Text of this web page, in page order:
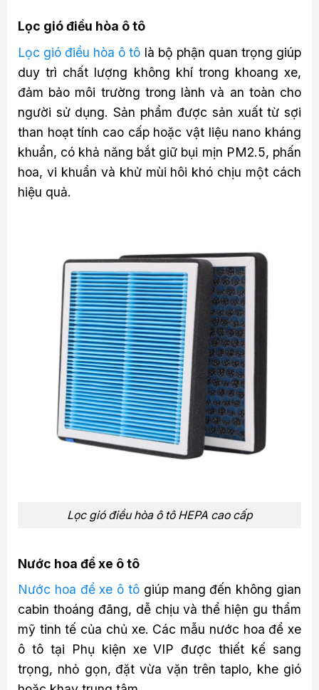
Lọc gió điều hòa ô tô
Lọc gió điều hòa ô tô là bộ phận quan trọng giúp
duy trì chất lượng không khí trong khoang xe,
đảm bảo môi trường trong lành và an toàn cho
người sử dụng. Sản phẩm được sản xuất từ sợi
than hoạt tính cao cấp hoặc vật liệu nano kháng
khuẩn, có khả năng bắt giữ bụi mịn PM2.5, phấn
hoa, vi khuẩn và khử mùi hôi khó chịu một cách
hiệu quả.
Lọc gió điều hòa ô tô HEPA cao cấp
Nước hoa để xe ô tô
Nước hoa để xe ô tô giúp mang đến không gian
cabin thoáng đãng, dễ chịu và thể hiện gu thẩm
mỹ tinh tế của chủ xe. Các mẫu nước hoa để xe
ô tô tại Phụ kiện xe VIP được thiết kế sang
trọng, nhỏ gọn, đặt vừa vặn trên taplo, khe gió